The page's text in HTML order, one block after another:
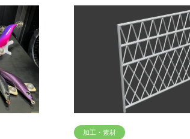
加工・素材